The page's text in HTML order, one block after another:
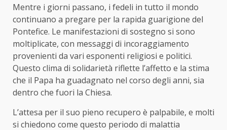
Mentre i giorni passano, i fedeli in tutto il mondo
continuano a pregare per la rapida guarigione del
Pontefice. Le manifestazioni di sostegno si sono
moltiplicate, con messaggi di incoraggiamento
provenienti da vari esponenti religiosi e politici.
Questo clima di solidarietà riflette l’affetto e la stima
che il Papa ha guadagnato nel corso degli anni, sia
dentro che fuori la Chiesa.
L’attesa per il suo pieno recupero è palpabile, e molti
si chiedono come questo periodo di malattia